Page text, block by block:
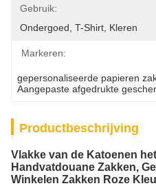
Gebruik:
Ondergoed, T-Shirt, Kleren
Markeren:
gepersonaliseerde papieren
Aangepaste afgedrukte
Productbeschrijving
Vlakke van de Katoenen
Handvatdouane Zakken,
Winkelen Zakken Roze